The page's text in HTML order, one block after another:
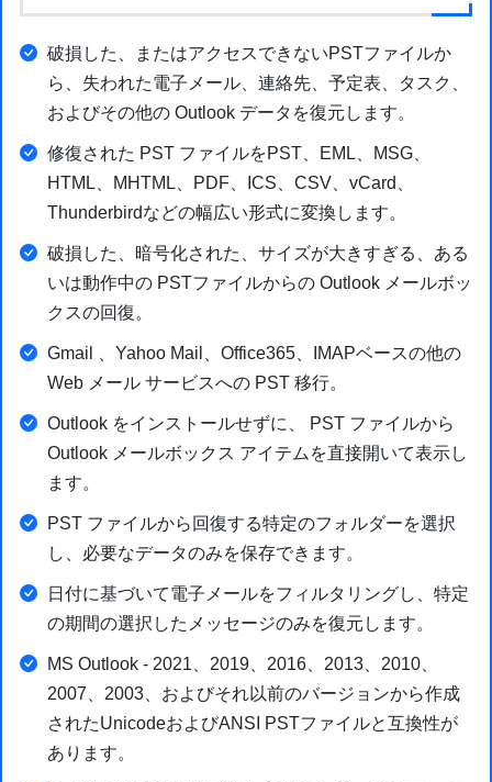
破損した、またはアクセスできないPSTファイルか
ら、失われた電子メール、連絡先、予定表、タスク、
およびその他の Outlook データを復元します。
修復された PST ファイルをPST、EML、MSG、
HTML、MHTML、PDF、ICS、CSV、vCard、
Thunderbirdなどの幅広い形式に変換します。
破損した、暗号化された、サイズが大きすぎる、ある
いは動作中の PSTファイルからの Outlook メールボッ
クスの回復。
Gmail 、Yahoo Mail、Office365、IMAPベースの他の
Web メール サービスへの PST 移行。
Outlook をインストールせずに、 PST ファイルから
Outlook メールボックス アイテムを直接開いて表示し
ます。
PST ファイルから回復する特定のフォルダーを選択
し、必要なデータのみを保存できます。
日付に基づいて電子メールをフィルタリングし、特定
の期間の選択したメッセージのみを復元します。
MS Outlook - 2021、2019、2016、2013、2010、
2007、2003、およびそれ以前のバージョンから作成
されたUnicodeおよびANSI PSTファイルと互換性が
あります。